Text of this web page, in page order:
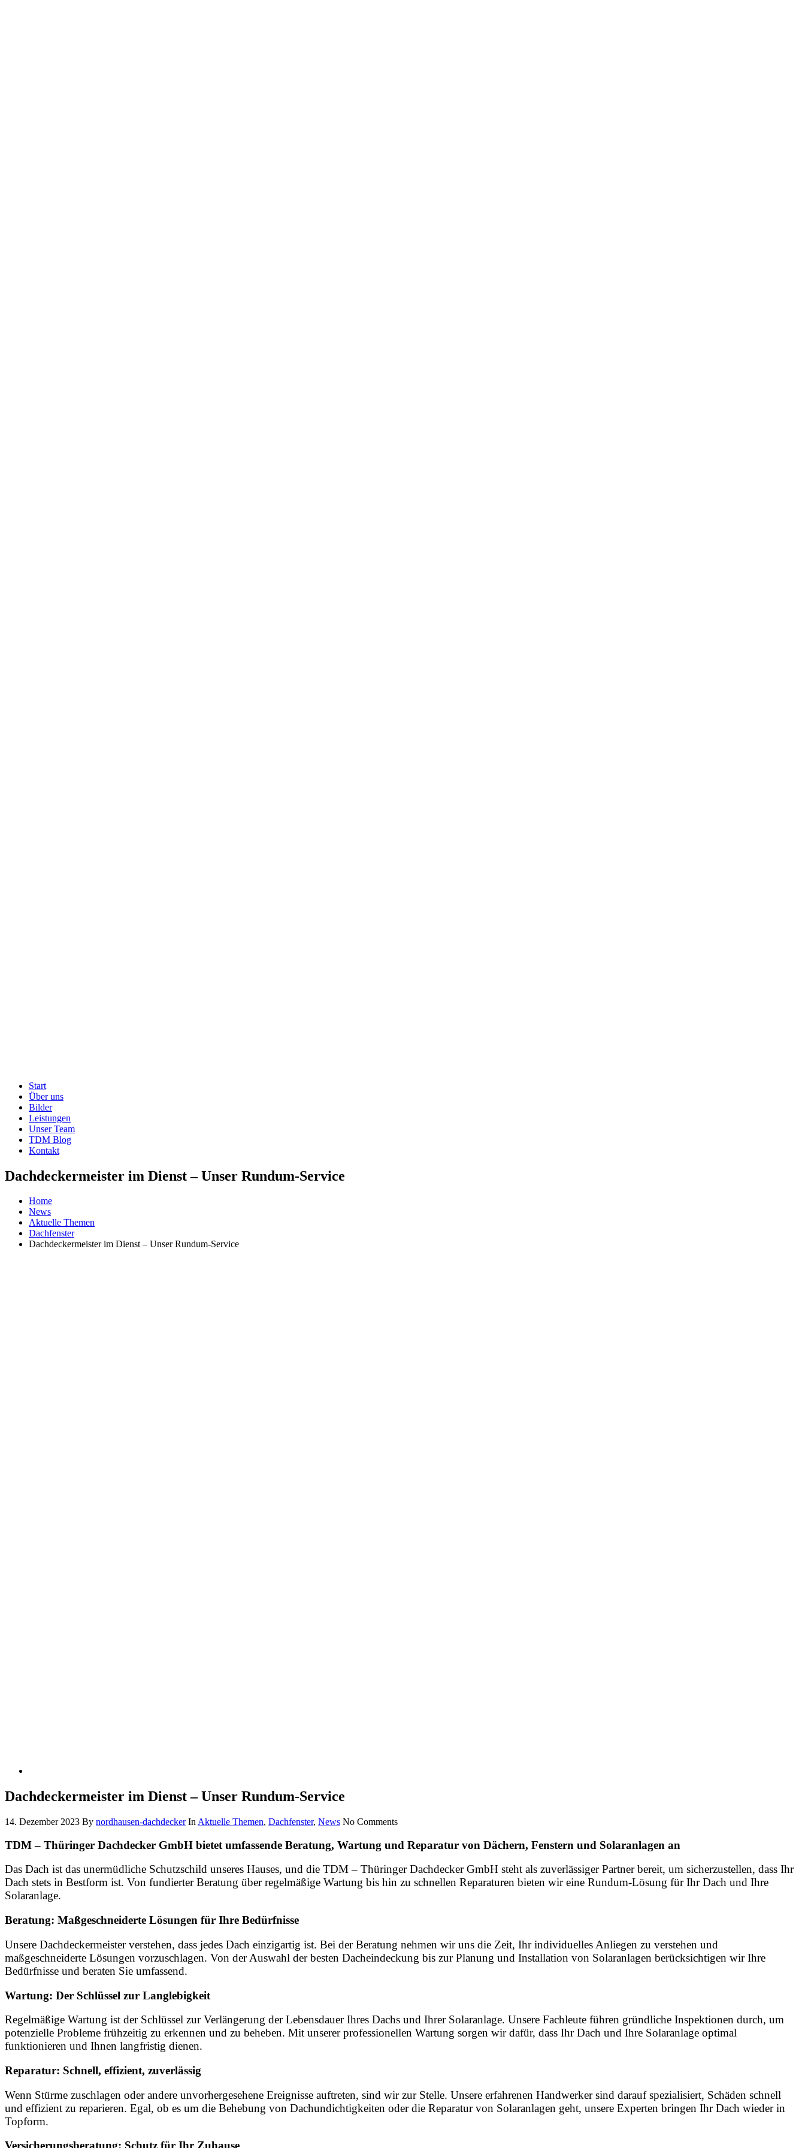
Start
Über uns
Bilder
Leistungen
Unser Team
TDM Blog
Kontakt
Dachdeckermeister im Dienst – Unser Rundum-Service
Home
News
Aktuelle Themen
Dachfenster
Dachdeckermeister im Dienst – Unser Rundum-Service
Dachdeckermeister im Dienst – Unser Rundum-Service
14. Dezember 2023 By nordhausen-dachdecker In Aktuelle Themen, Dachfenster, News No Comments
TDM – Thüringer Dachdecker GmbH bietet umfassende Beratung, Wartung und Reparatur von Dächern, Fenstern und Solaranlagen an
Das Dach ist das unermüdliche Schutzschild unseres Hauses, und die TDM – Thüringer Dachdecker GmbH steht als zuverlässiger Partner bereit, um sicherzustellen, dass Ihr
Dach stets in Bestform ist. Von fundierter Beratung über regelmäßige Wartung bis hin zu schnellen Reparaturen bieten wir eine Rundum-Lösung für Ihr Dach und Ihre
Solaranlage.
Beratung: Maßgeschneiderte Lösungen für Ihre Bedürfnisse
Unsere Dachdeckermeister verstehen, dass jedes Dach einzigartig ist. Bei der Beratung nehmen wir uns die Zeit, Ihr individuelles Anliegen zu verstehen und
maßgeschneiderte Lösungen vorzuschlagen. Von der Auswahl der besten Dacheindeckung bis zur Planung und Installation von Solaranlagen berücksichtigen wir Ihre
Bedürfnisse und beraten Sie umfassend.
Wartung: Der Schlüssel zur Langlebigkeit
Regelmäßige Wartung ist der Schlüssel zur Verlängerung der Lebensdauer Ihres Dachs und Ihrer Solaranlage. Unsere Fachleute führen gründliche Inspektionen durch, um
potenzielle Probleme frühzeitig zu erkennen und zu beheben. Mit unserer professionellen Wartung sorgen wir dafür, dass Ihr Dach und Ihre Solaranlage optimal
funktionieren und Ihnen langfristig dienen.
Reparatur: Schnell, effizient, zuverlässig
Wenn Stürme zuschlagen oder andere unvorhergesehene Ereignisse auftreten, sind wir zur Stelle. Unsere erfahrenen Handwerker sind darauf spezialisiert, Schäden schnell
und effizient zu reparieren. Egal, ob es um die Behebung von Dachundichtigkeiten oder die Reparatur von Solaranlagen geht, unsere Experten bringen Ihr Dach wieder in
Topform.